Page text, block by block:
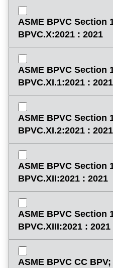
ASME BPVC Section
BPVC.X:2021 : 2021
ASME BPVC Section
BPVC.XI.1:2021 : 2021
ASME BPVC Section
BPVC.XI.2:2021 : 2021
ASME BPVC Section
BPVC.XII:2021 : 2021
ASME BPVC Section
BPVC.XIII:2021 : 2021
ASME BPVC CC BPV;